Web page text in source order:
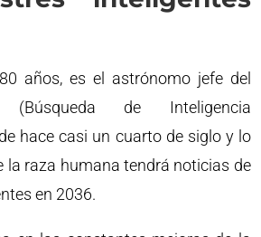
años, es el astrónomo jefe del
(Búsqueda de Inteligencia
hace casi un cuarto de siglo y lo
la raza humana tendrá noticias de
en 2036.